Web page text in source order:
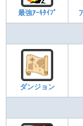
最強ｱｰｷﾀｲﾌﾟ
ダンジョン